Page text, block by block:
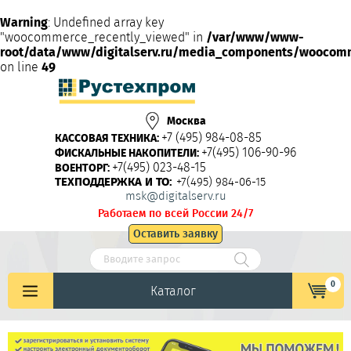
Warning: Undefined array key
"woocommerce_recently_viewed" in /var/www/www-
root/data/www/digitalserv.ru/media_components/
on line 49
Москва
КАССОВАЯ ТЕХНИКА: +7 (495) 984-08-85
ФИСКАЛЬНЫЕ НАКОПИТЕЛИ: +7(495) 106-90-96
ВОЕНТОРГ: +7(495) 023-48-15
ТЕХПОДДЕРЖКА И ТО: +7(495) 984-06-15
msk@digitalserv.ru
Работаем по всей России 24/7
Оставить заявку
Каталог 0